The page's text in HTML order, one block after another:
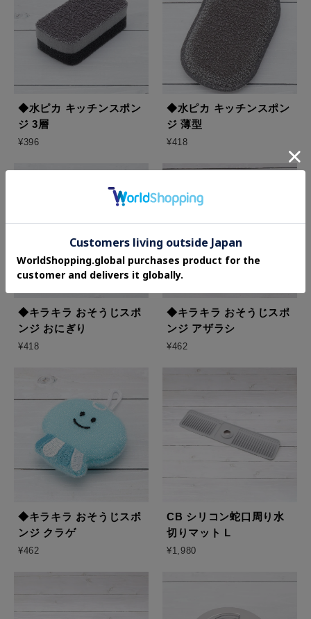
◆水ピカ キッチンスポン
ジ 3層
¥396
◆水ピカ キッチンスポン
ジ 薄型
¥418
◆キラキラ おそうじスポ
ンジ おにぎり
¥418
◆キラキラ おそうじスポ
ンジ アザラシ
¥462
◆キラキラ おそうじスポ
ンジ クラゲ
¥462
CB シリコン蛇口周り水
切りマット L
¥1,980